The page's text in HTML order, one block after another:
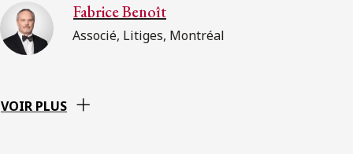
Fabrice Benoît
Associé, Litiges, Montréal
VOIR PLUS